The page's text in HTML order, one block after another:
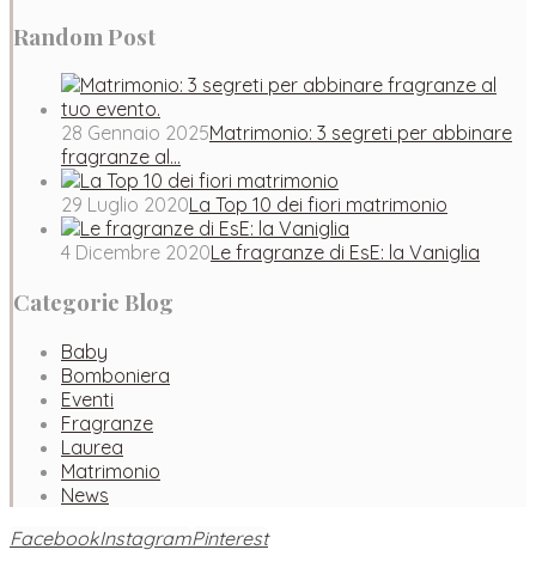
Random Post
28 Gennaio 2025Matrimonio: 3 segreti per abbinare
fragranze al…
29 Luglio 2020La Top 10 dei fiori matrimonio
4 Dicembre 2020Le fragranze di EsE: la Vaniglia
Categorie Blog
Baby
Bomboniera
Eventi
Fragranze
Laurea
Matrimonio
News
FacebookInstagramPinterest